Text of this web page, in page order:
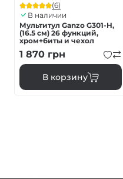
(6)
В наличии
Мультитул Ganzo G301-H,
(16.5 см) 26 функций,
хром+биты и чехол
1 870 грн
В корзину